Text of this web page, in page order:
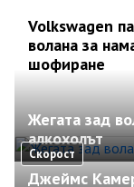
Volkswagen
волана за
шофиране
Скорост
Жегата зад
алкохолът
Джеймс